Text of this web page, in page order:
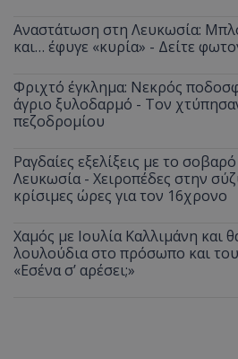
Αναστάτωση στη Λευκωσία:
και… έφυγε «κυρία» - Δείτε
Φριχτό έγκλημα: Νεκρός
άγριο ξυλοδαρμό - Τον
πεζοδρομίου
Ραγδαίες εξελίξεις με το
Λευκωσία - Χειροπέδες στην
κρίσιμες ώρες για τον 16χρονο
Χαμός με Ιουλία Καλλιμάνη και
λουλούδια στο πρόσωπο και
«Εσένα σ’ αρέσει;»